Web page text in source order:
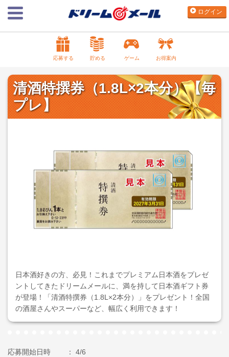
ログイン
応募する 貯める ゲーム お得案内
清酒特撰券（1.8L×2本分）【毎
プレ】
日本酒好きの方、必見！これまでプレミアム日本酒をプレゼ
ントしてきたドリームメールに、満を持して日本酒ギフト券
が登場！「清酒特撰券（1.8L×2本分）」をプレゼント！全国
の酒屋さんやスーパーなど、幅広く利用できます！
応募開始日時
4/6